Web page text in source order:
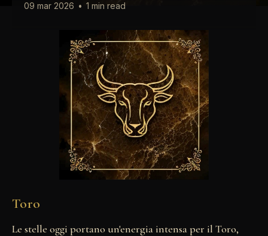
09 mar 2026 • 1 min read
Toro
Le stelle oggi portano un'energia intensa per il Toro,